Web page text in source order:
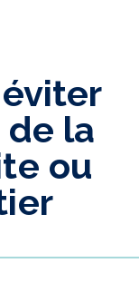
la
ou